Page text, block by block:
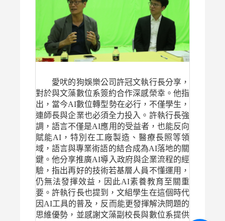
愛吠的狗娛樂公司許冠文執行長分享，
對於與文藻數位系簽約合作深感榮幸。他指
出，當今AI數位轉型勢在必行，不僅學生，
連師長與企業也必須全力投入。許執行長強
調，語言不僅是AI應用的受益者，也能反向
賦能AI，特別在工廠製造、醫療長照等領
域，語言與專業術語的結合成為AI落地的關
鍵。他分享推廣AI導入政府與企業流程的經
驗，指出再好的技術若基層人員不懂運用，
仍無法發揮效益，因此AI素養教育至關重
要。許執行長也提到，文組學生在這個時代
因AI工具的普及，反而能更發揮解決問題的
思維優勢，並感謝文藻副校長與數位系提供